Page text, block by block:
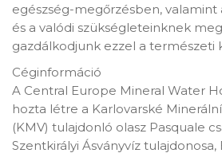
egészség-megőrzésben, valamint
és a valódi szükségleteinknek
gazdálkodjunk ezzel a természeti
Céginformáció
A Central Europe Mineral Water
hozta létre a Karlovarské
(KMV) tulajdonló olasz Pasquale
Szentkirályi Ásványvíz